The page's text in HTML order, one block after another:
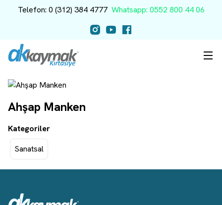
Telefon: 0 (312) 384 4777 Whatsapp: 0552 800 44 06
Ahşap Manken
Kategoriler
Sanatsal